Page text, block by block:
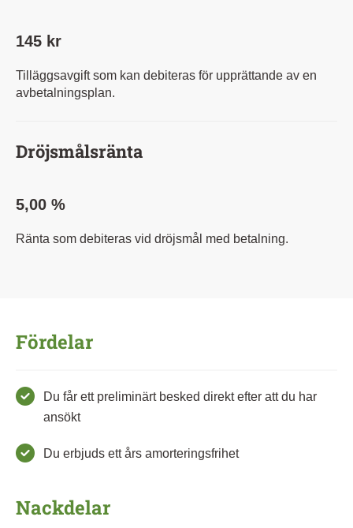
145 kr
Tilläggsavgift som kan debiteras för upprättande av en
avbetalningsplan.
Dröjsmålsränta
5,00 %
Ränta som debiteras vid dröjsmål med betalning.
Fördelar
Du får ett preliminärt besked direkt efter att du har
ansökt
Du erbjuds ett års amorteringsfrihet
Nackdelar